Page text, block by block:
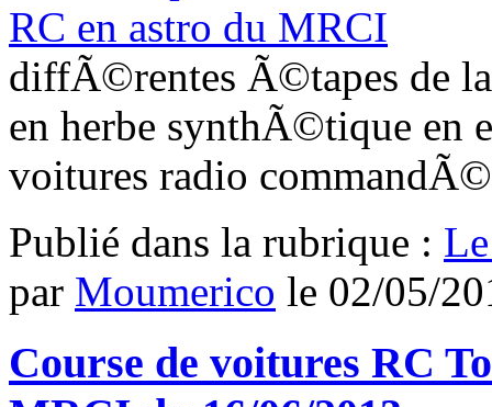
diffÃ©rentes Ã©tapes de
en herbe synthÃ©tique
voitures radio
Publié dans la rubrique :
par Moumerico le 02/05/
Course de voitures RC